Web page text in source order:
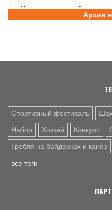
В заключительный день
на счету алтайских
летняя. Поспелиха, 2014
Архив
Спортивный фестиваль
Набор Хоккей Конкурс
Гребля на байдарках и каноэ
все теги